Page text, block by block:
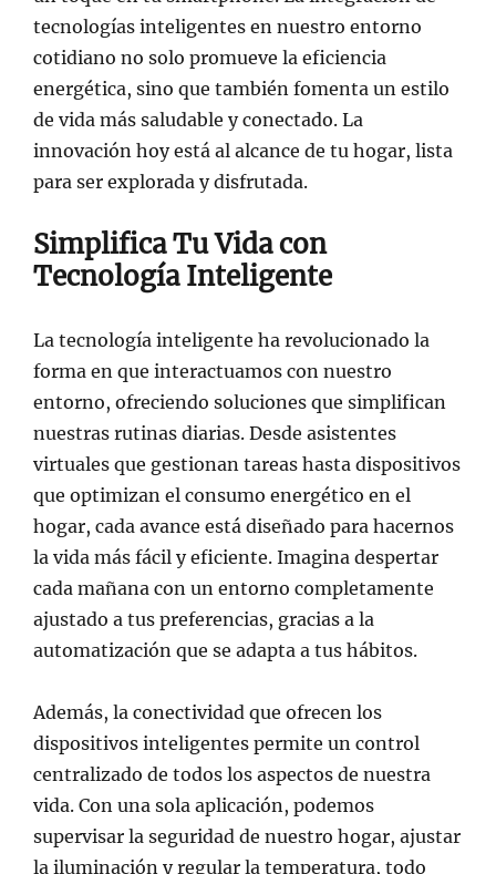
tecnologías inteligentes en nuestro entorno
cotidiano no solo promueve la eficiencia
energética, sino que también fomenta un estilo
de vida más saludable y conectado. La
innovación hoy está al alcance de tu hogar, lista
para ser explorada y disfrutada.
Simplifica Tu Vida con
Tecnología Inteligente
La tecnología inteligente ha revolucionado la
forma en que interactuamos con nuestro
entorno, ofreciendo soluciones que simplifican
nuestras rutinas diarias. Desde asistentes
virtuales que gestionan tareas hasta dispositivos
que optimizan el consumo energético en el
hogar, cada avance está diseñado para hacernos
la vida más fácil y eficiente. Imagina despertar
cada mañana con un entorno completamente
ajustado a tus preferencias, gracias a la
automatización que se adapta a tus hábitos.
Además, la conectividad que ofrecen los
dispositivos inteligentes permite un control
centralizado de todos los aspectos de nuestra
vida. Con una sola aplicación, podemos
supervisar la seguridad de nuestro hogar, ajustar
la iluminación y regular la temperatura, todo